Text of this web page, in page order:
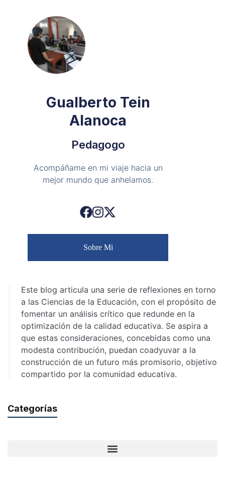
Gualberto Tein
Alanoca
Pedagogo
Acompáñame en mi viaje hacia un
mejor mundo que anhelamos.
Sobre Mi
Este blog articula una serie de reflexiones en torno
a las Ciencias de la Educación, con el propósito de
fomentar un análisis crítico que redunde en la
optimización de la calidad educativa. Se aspira a
que estas consideraciones, concebidas como una
modesta contribución, puedan coadyuvar a la
construcción de un futuro más promisorio, objetivo
compartido por la comunidad educativa.
Categorías